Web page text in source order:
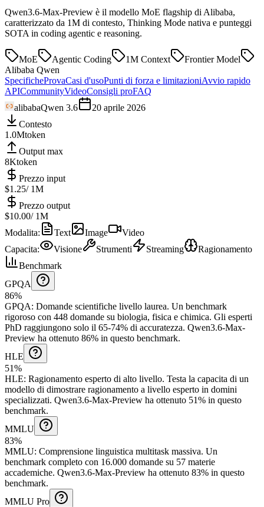
Qwen3.6-Max-Preview è il modello MoE flagship di Alibaba,
caratterizzato da 1M di contesto, Thinking Mode nativa e punteggi
SOTA in coding agentic e reasoning.
MoE Agentic Coding 1M Context
Frontier Model
Alibaba Qwen
SpecificheProvaCasi d'usoPunti di forza e limitazioniAvvio rapido
APICommunityVideoConsigli proFAQ
alibabaQwen 3.6
20 aprile 2026
Contesto
1.0Mtoken
Output max
8Ktoken
Prezzo input
$1.25/ 1M
Prezzo output
$10.00/ 1M
Modalita: Text Image
Video
Capacita: Visione Strumenti Streaming
Ragionamento
Benchmark
GPQA
86%
GPQA: Domande scientifiche livello laurea. Un benchmark
rigoroso con 448 domande su biologia, fisica e chimica. Gli esperti
PhD raggiungono solo il 65-74% di accuratezza. Qwen3.6-Max-
Preview ha ottenuto 86% in questo benchmark.
HLE
51%
HLE: Ragionamento esperto di alto livello. Testa la capacita di un
modello di dimostrare ragionamento a livello esperto in domini
specializzati. Qwen3.6-Max-Preview ha ottenuto 51% in questo
benchmark.
MMLU
83%
MMLU: Comprensione linguistica multitask massiva. Un
benchmark completo con 16.000 domande su 57 materie
accademiche. Qwen3.6-Max-Preview ha ottenuto 83% in questo
benchmark.
MMLU Pro